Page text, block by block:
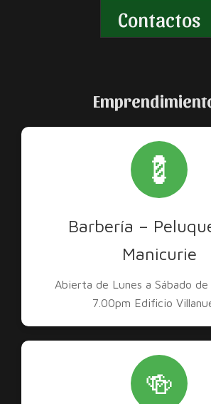
Contactos
💈
Barbería –
Manicurie
Abierta de Lunes a Sábado de
7.00pm Edificio
🍻